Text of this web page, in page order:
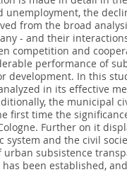
the
from the broad
- and their
competition and
performance of
development. In this
in its effective
the municipal
first time the
Further on it
and the civil
subsistence
been established,